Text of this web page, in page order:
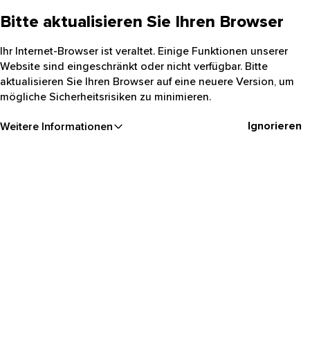
Bitte aktualisieren Sie Ihren Browser
Ihr Internet-Browser ist veraltet. Einige Funktionen unserer
Website sind eingeschränkt oder nicht verfügbar. Bitte
aktualisieren Sie Ihren Browser auf eine neuere Version, um
mögliche Sicherheitsrisiken zu minimieren.
Weitere Informationen Ignorieren